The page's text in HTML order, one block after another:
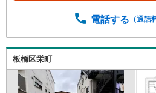
もございます。 【 ライフイ
320m（徒歩14分）東武スト
歩4分）ファミリーマート板
m（徒歩4分）板橋常盤台三郵
分）水久保公園・・・約130m
電話する （通話
板橋区栄町